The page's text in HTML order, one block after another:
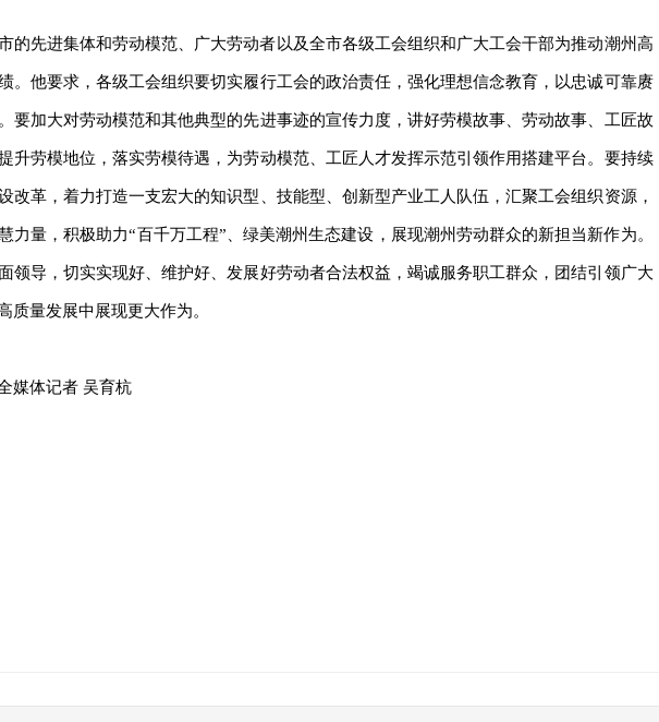
的先进集体和劳动模范、广大劳动者以及全市各级工会组织和广大工会干部为推动潮州高
。他要求，各级工会组织要切实履行工会的政治责任，强化理想信念教育，以忠诚可靠赓
要加大对劳动模范和其他典型的先进事迹的宣传力度，讲好劳模故事、劳动故事、工匠故
升劳模地位，落实劳模待遇，为劳动模范、工匠人才发挥示范引领作用搭建平台。要持续
改革，着力打造一支宏大的知识型、技能型、创新型产业工人队伍，汇聚工会组织资源，
力量，积极助力“百千万工程”、绿美潮州生态建设，展现潮州劳动群众的新担当新作为。
领导，切实实现好、维护好、发展好劳动者合法权益，竭诚服务职工群众，团结引领广大
质量发展中展现更大作为。
媒体记者 吴育杭